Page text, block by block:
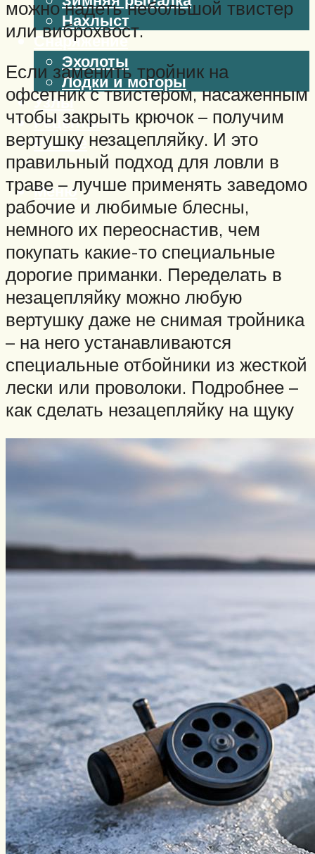
Нахлыст
Снаряжение
Эхолоты
Лодки и моторы
Узлы
Рецепты
Разное
Меню
можно надеть небольшой твистер
или виброхвост.
Если заменить тройник на
офсетник с твистером, насаженным
чтобы закрыть крючок – получим
вертушку незацепляйку. И это
правильный подход для ловли в
траве – лучше применять заведомо
рабочие и любимые блесны,
немного их переоснастив, чем
покупать какие-то специальные
дорогие приманки. Переделать в
незацепляйку можно любую
вертушку даже не снимая тройника
– на него устанавливаются
специальные отбойники из жесткой
лески или проволоки. Подробнее –
как сделать незацепляйку на щуку